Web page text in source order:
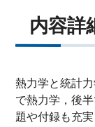
内容詳
熱力学と統計
で熱力学，後
題や付録も充